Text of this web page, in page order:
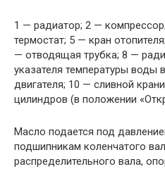
1 — радиатор; 2 —
термостат; 5 — кран
— отводящая трубка; 8 —
указателя температуры воды
двигателя; 10 — сливной
цилиндров (в положении
Масло подается под
подшипникам коленчатого
распределительного вала,